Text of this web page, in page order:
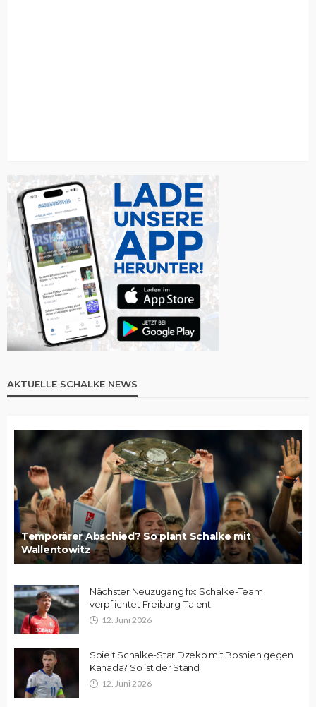
AKTUELLE SCHALKE NEWS
Temporärer Abschied? So plant Schalke mit
Wallentowitz
Nächster Neuzugang fix: Schalke-Team
verpflichtet Freiburg-Talent
12. Juni 2026
Spielt Schalke-Star Dzeko mit Bosnien gegen
Kanada? So ist der Stand
12. Juni 2026